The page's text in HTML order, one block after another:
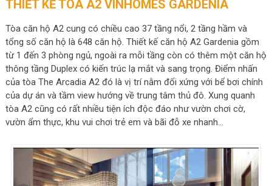
THIẾT KẾ TÒA A2 VINHOMES GARDENIA
Tòa căn hộ A2 cung có chiều cao 37 tầng nổi, 2 tầng hầm và
tổng số căn hộ là 648 căn hộ. Thiết kế căn hộ A2 Gardenia gồm
từ 1 đến 3 phòng ngủ, ngoài ra mỗi tầng còn có thêm một căn hộ
thông tầng Duplex có kiến trúc lạ mắt và sang trọng. Điểm nhấn
của tòa The Arcadia A2 đó là vị trí nằm đối xứng với bể bơi chính
của dự án và tầm view hướng về trung tâm thủ đô. Xung quanh
tòa A2 cũng có rất nhiều tiện ích độc đáo như vườn chơi cờ,
vườn ẩm thực, khu vui chơi trẻ em và bãi đỗ xe nhanh…